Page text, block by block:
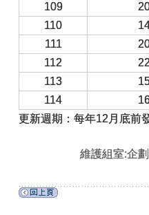
109
110
111
112
22
113
114
更新週期：每年12月底前
維護組室:企